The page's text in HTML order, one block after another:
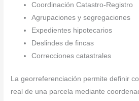
Coordinación Catastro-Registro
Agrupaciones y segregaciones
Expedientes hipotecarios
Deslindes de fincas
Correcciones catastrales
La georreferenciación permite definir
real de una parcela mediante